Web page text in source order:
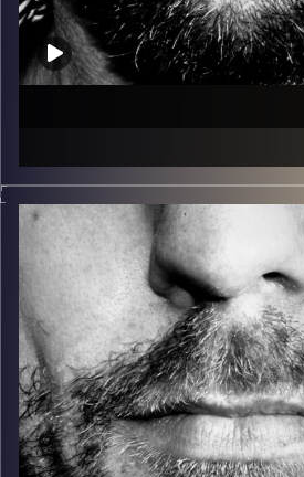
של הופעות חיות. הרבה ג'אם, רוק,
בלוז, bluegrass, ג'אז, Fאנק, פרוגרסיב ואפילו אלקטרוניקה.
David